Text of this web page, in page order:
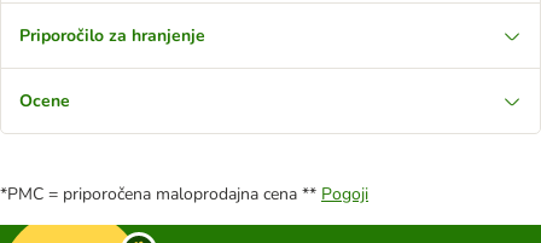
Priporočilo za hranjenje
Ocene
*PMC = priporočena maloprodajna cena ** Pogoji